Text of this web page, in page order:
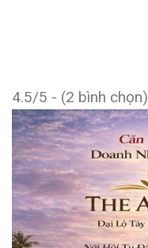
4.5/5 - (2 bình chọn)